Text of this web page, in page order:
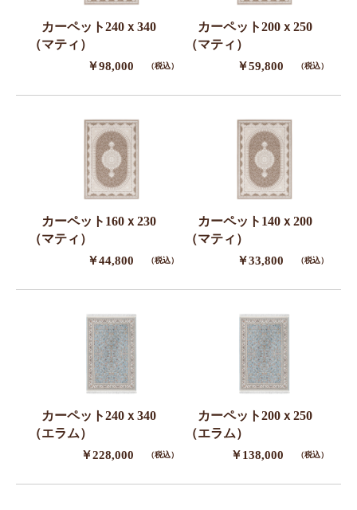
カーペット240ｘ340
（マティ）
￥98,000 （税込）
カーペット200ｘ250
（マティ）
￥59,800 （税込）
カーペット160ｘ230
（マティ）
￥44,800 （税込）
カーペット140ｘ200
（マティ）
￥33,800 （税込）
カーペット240ｘ340
（エラム）
￥228,000 （税込）
カーペット200ｘ250
（エラム）
￥138,000 （税込）